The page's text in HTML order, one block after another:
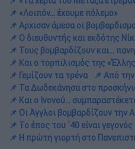
📌 «Λοιπόν... έχουμε πόλεμο»
📌 Αρχισαν άμεσα οι
📌 Ο διευθυντής και εκδότης
📌 Τους βομβαρδίζουν και...
📌 Και ο τορπιλισμός της
📌 Γεμίζουν τα τρένα
📌 Από
📌 Τα Δωδεκάνησα στο
📌 Και ο Ινονού...
📌 Οι Άγγλοι βομβαρδίζουν την
📌 Το έπος του ΄40 είναι γεγονός
📌 Η πρώτη γιορτή στο